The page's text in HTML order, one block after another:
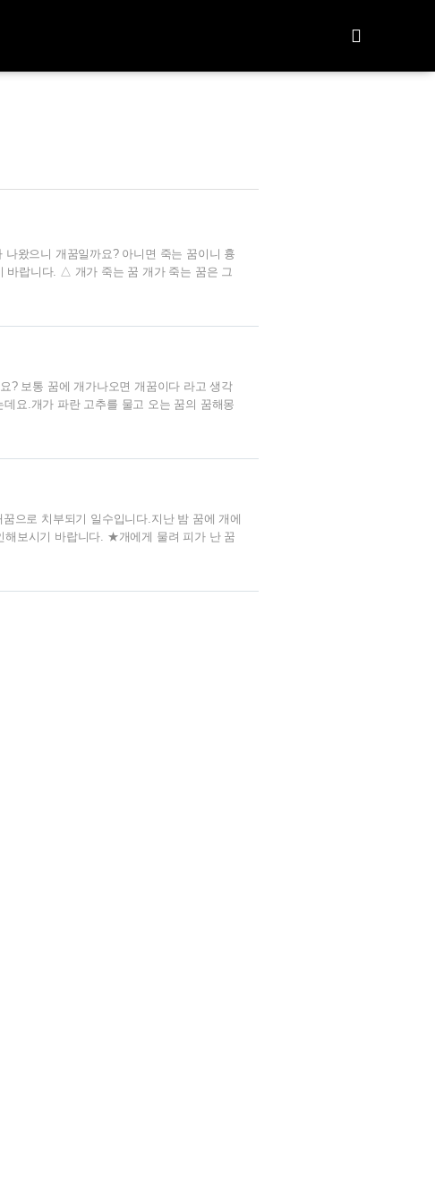
왔으니 개꿈일까요? 아니면 죽는 꿈이니 흉
바랍니다. △ 개가 죽는 꿈 개가 죽는 꿈은 그
니다.꿈속의 개는 근심 및 걱정을 의미합니
을 나타내는 좋은 꿈이랍니다.지금은 당장 좀
가 나타..
? 보통 꿈에 개가나오면 개꿈이다 라고 생각
요.개가 파란 고추를 물고 오는 꿈의 꿈해몽
고오는 꿈은 태몽 중 하나입니다. 개가 나왔
의미도 있습니다.귀중한 물건을 선물 받거나
..
으로 치부되기 일수입니다.지난 밤 꿈에 개에
해보시기 바랍니다. ★개에게 물려 피가 난 꿈
니다.생각하지 못한 사람에게서 값비싼 물
꿈을 꾸셨다면 개꿈이라 생각마시고 하던 일